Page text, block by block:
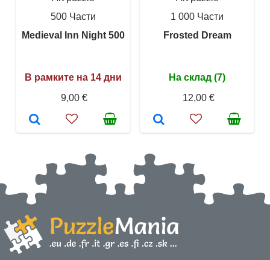
500 Части
Medieval Inn Night 500
В рамките на 14 дни
9,00 €
1 000 Части
Frosted Dream
На склад (7)
12,00 €